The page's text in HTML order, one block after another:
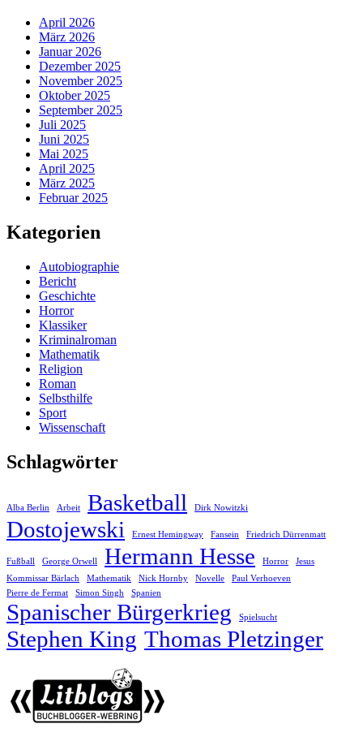
April 2026
März 2026
Januar 2026
Dezember 2025
November 2025
Oktober 2025
September 2025
Juli 2025
Juni 2025
Mai 2025
April 2025
März 2025
Februar 2025
Kategorien
Autobiographie
Bericht
Geschichte
Horror
Klassiker
Kriminalroman
Mathematik
Religion
Roman
Selbsthilfe
Sport
Wissenschaft
Schlagwörter
Alba Berlin Arbeit Basketball Dirk Nowitzki
Dostojewski Ernest Hemingway Fansein Friedrich Dürrenmatt
Fußball George Orwell Hermann Hesse Horror
Jesus
Kommissar Bärlach
Mathematik Nick Hornby Novelle
Paul Verhoeven
Pierre de Fermat
Simon Singh Spanien
Spanischer Bürgerkrieg Spielsucht
Stephen King Thomas Pletzinger